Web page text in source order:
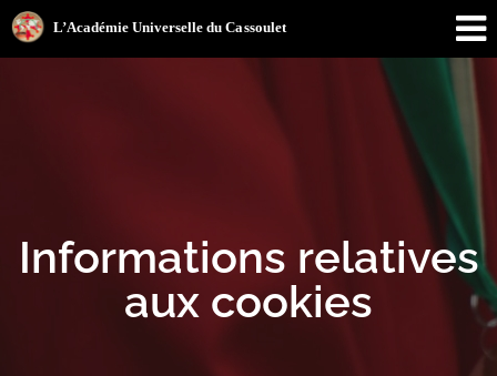
Informations relatives
aux cookies